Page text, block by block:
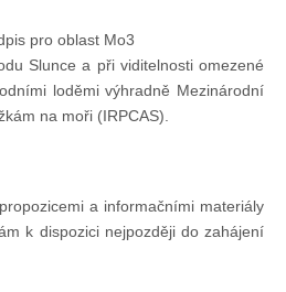
pro oblast Mo3
Slunce a při viditelnosti omezené
loděmi výhradně Mezinárodní
na moři (IRPCAS).
a informačními materiály
k dispozici nejpozději do zahájení